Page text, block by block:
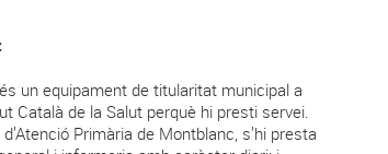
un equipament de titularitat municipal a
Català de la Salut perquè hi presti servei.
d’Atenció Primària de Montblanc, s’hi presta